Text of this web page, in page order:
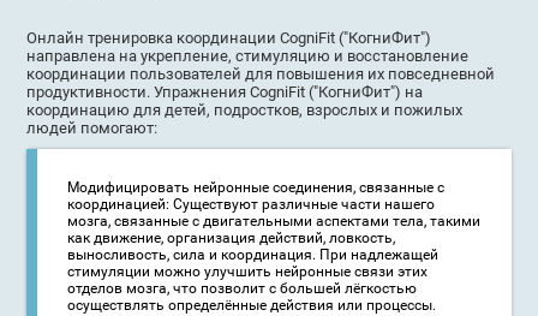
Онлайн тренировка координации CogniFit ("КогниФит")
направлена на укрепление, стимуляцию и восстановление
координации пользователей для повышения их повседневной
продуктивности. Упражнения CogniFit ("КогниФит") на
координацию для детей, подростков, взрослых и пожилых
людей помогают:
Модифицировать нейронные соединения, связанные с
координацией: Существуют различные части нашего
мозга, связанные с двигательными аспектами тела, такими
как движение, организация действий, ловкость,
выносливость, сила и координация. При надлежащей
стимуляции можно улучшить нейронные связи этих
отделов мозга, что позволит с большей лёгкостью
осуществлять определённые действия или процессы.